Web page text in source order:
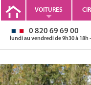
VOITURES
0 820 69 69 00
lundi au vendredi de 9h30 à 18h